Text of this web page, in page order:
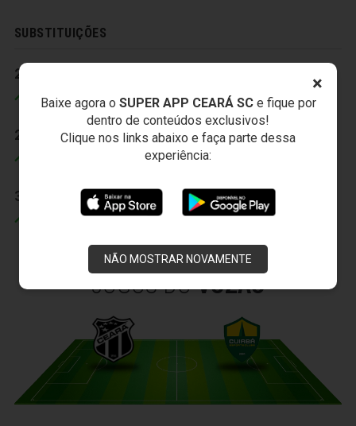
×
Baixe agora o SUPER APP CEARÁ SCe fique por
dentro de conteúdos exclusivos!
Clique nos links abaixo e faça parte dessa
experiência:
NÃO MOSTRAR NOVAMENTE
SUBSTITUIÇÕES
21' (2)
Michel Jr Cearense
25' (2) 25' (2)
Tony
31' (2) 31' (2)
JOGOS DOVOZÃO